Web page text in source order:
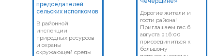
председателей
сельских исполкомов
В районной
инспекции
природных ресурсов
и охраны
окружающей среды
Дорогие жители и
гости района!
Приглашаем вас 6
августа в 16:00
присоединиться к
большому